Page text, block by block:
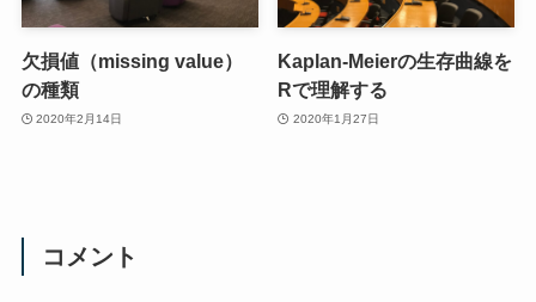
欠損値（missing value）
の種類
2020年2月14日
Kaplan-Meierの生存曲線を
Rで理解する
2020年1月27日
コメント